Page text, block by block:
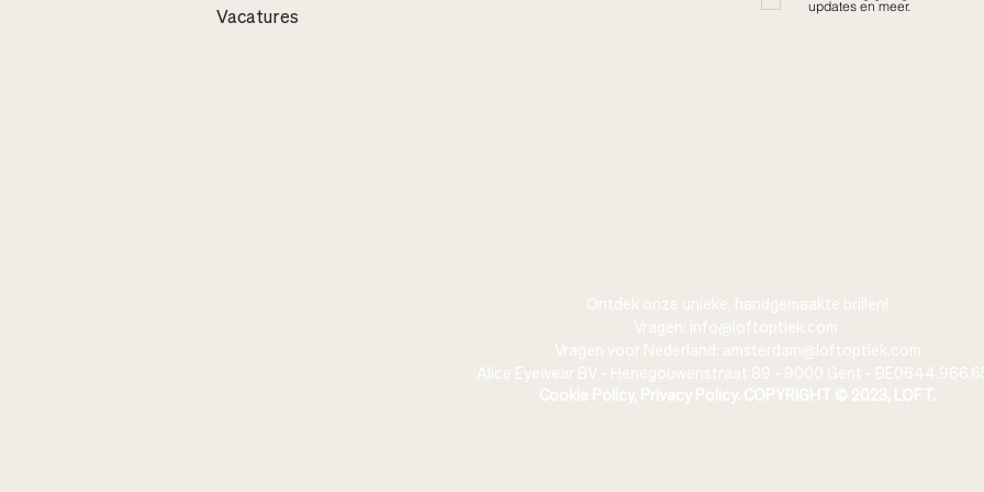
Vacatures
updates en meer.
Ontdek onze unieke, handgemaakte brillen!
Vragen: info@loftoptiek.com
Vragen voor Nederland: amsterdam@loftoptiek.com
Alice Eyewear BV - Henegouwenstraat 89 - 9000 Gent -
Cookie Policy, Privacy Policy. COPYRIGHT © 2023, LOFT.